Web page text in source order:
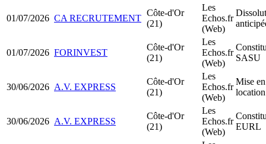
01/07/2026 CA RECRUTEMENT
Côte-d'Or
(21)
Les
Echos.fr
(Web)
01/07/2026 FORINVEST
Côte-d'Or
(21)
Les
Echos.fr
(Web)
SASU
30/06/2026 A.V. EXPRESS
Côte-d'Or
(21)
Les
Echos.fr
(Web)
Mise en
30/06/2026 A.V. EXPRESS
Côte-d'Or
(21)
Les
Echos.fr
(Web)
EURL